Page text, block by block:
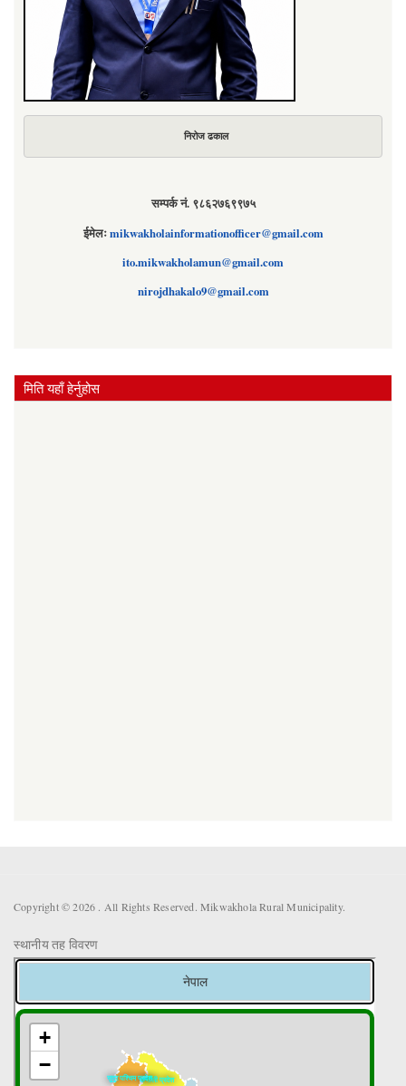
निरोज ढकाल
सम्पर्क नं. ९८६२७६९९७५
ईमेलःmikwakholainformationofficer@gmail.com
ito.mikwakholamun@gmail.com
nirojdhakalo9@gmail.com
मिति यहाँ हेर्नुहोस
Copyright © 2026 . All Rights Reserved. Mikwakhola Rural Municipality.
स्थानीय तह विवरण